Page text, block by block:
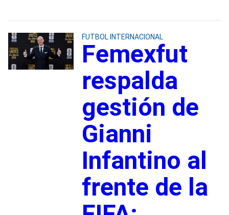
FUTBOL INTERNACIONAL
Femexfut
respalda
gestión de
Gianni
Infantino al
frente de la